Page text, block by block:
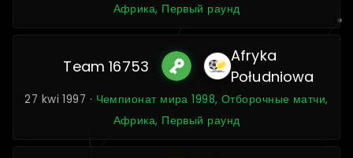
Африка, Первый раунд
Team 16753
Afryka
Południowa
27 kwi 1997 · Чемпионат мира 1998, Отборочные матчи,
Африка, Первый раунд